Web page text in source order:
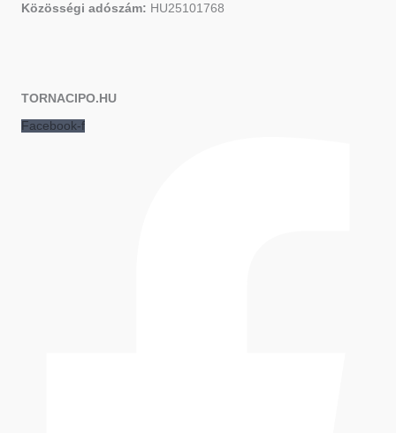
Közösségi adószám: HU25101768
TORNACIPO.HU
Facebook-f